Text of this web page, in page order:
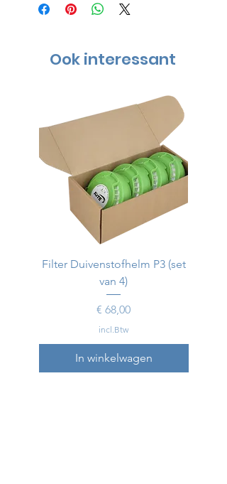
Ook interessant
Filter Duivenstofhelm P3 (set
van 4)
Prijs
€ 68,00
incl.Btw
In winkelwagen